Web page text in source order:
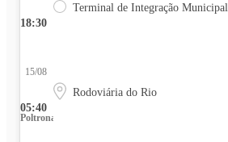
18:30
Terminal de Integração Municipal
05:40
15/08
Rodoviária do Rio
Poltrona